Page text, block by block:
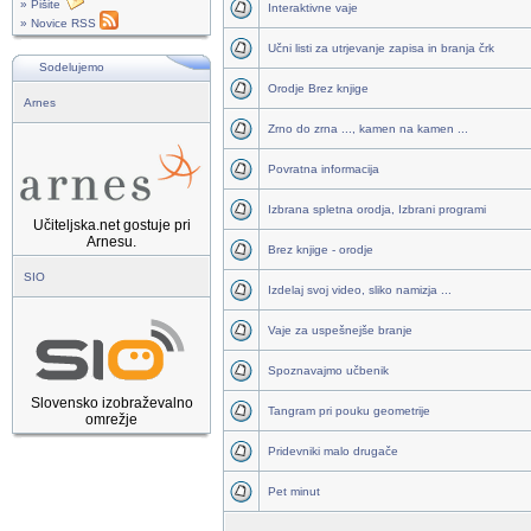
» Pišite
» Novice RSS
Sodelujemo
Arnes
Učiteljska.net gostuje pri
Arnesu.
SIO
Slovensko izobraževalno
omrežje
Interaktivne vaje
Učni listi za utrjevanje zapisa in branja črk
Orodje Brez knjige
Zrno do zrna ..., kamen na kamen ...
Povratna informacija
Izbrana spletna orodja, Izbrani programi
Brez knjige - orodje
Izdelaj svoj video, sliko namizja ...
Vaje za uspešnejše branje
Spoznavajmo učbenik
Tangram pri pouku geometrije
Pridevniki malo drugače
Pet minut